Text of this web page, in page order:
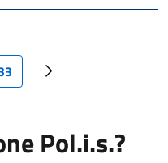
attualePagina successiva
Pol.i.s.?